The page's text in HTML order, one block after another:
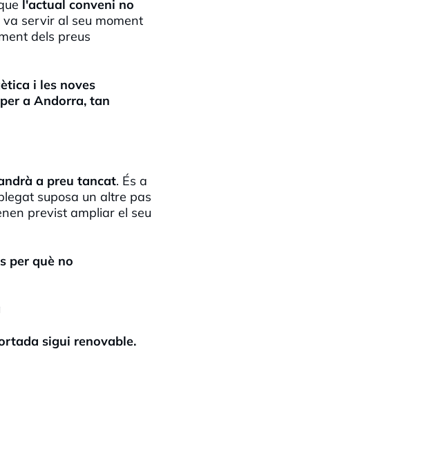
l'actual conveni no
servir al seu moment
dels preus
i les noves
a Andorra, tan
a preu tancat. És a
suposa un altre pas
previst ampliar el seu
per què no
sigui renovable.